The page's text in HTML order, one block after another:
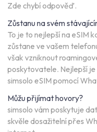
Zde chybí odpověď.
Zůstanu na svém
To je to nejlepší na eSIM
zůstane ve vašem
však vzniknout
poskytovatele. Nejlepší
simsolo eSIM pomocí
Můžu přijímat hovory?
simsolo vám poskytuje
skvěle dosažitelní přes